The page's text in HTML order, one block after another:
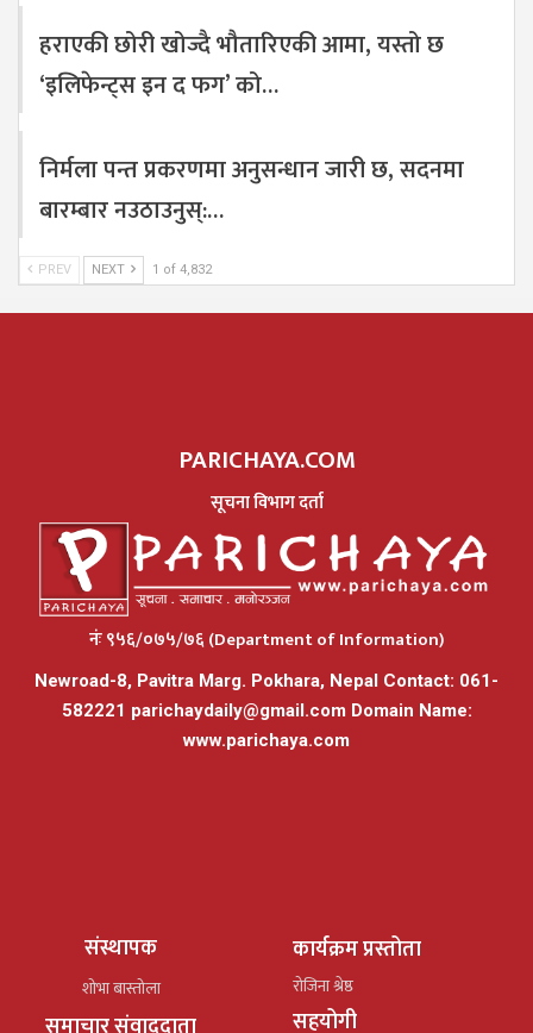
हराएकी छोरी खोज्दै भौतारिएकी आमा, यस्तो छ
‘इलिफेन्ट्स इन द फग’ को…
निर्मला पन्त प्रकरणमा अनुसन्धान जारी छ, सदनमा
बारम्बार नउठाउनुस्:…
PREV NEXT 1 of 4,832
PARICHAYA.COM
सूचना विभाग दर्ता
नंः ९५६/०७५/७६ (Department of Information)
Newroad-8, Pavitra Marg. Pokhara, Nepal Contact: 061-
582221 parichaydaily@gmail.comDomain Name:
www.parichaya.com
संस्थापक
शोभा बास्तोला
कार्यक्रम प्रस्तोता
रोजिना श्रेष्ठ
सहयोगी